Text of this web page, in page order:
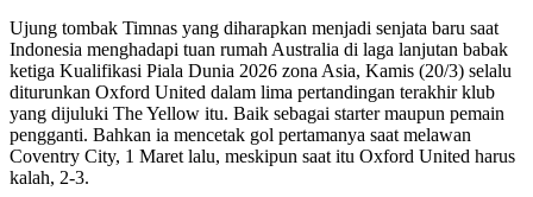
Ujung tombak Timnas yang diharapkan menjadi senjata baru saat
Indonesia menghadapi tuan rumah Australia di laga lanjutan babak
ketiga Kualifikasi Piala Dunia 2026 zona Asia, Kamis (20/3) selalu
diturunkan Oxford United dalam lima pertandingan terakhir klub
yang dijuluki The Yellow itu. Baik sebagai starter maupun pemain
pengganti. Bahkan ia mencetak gol pertamanya saat melawan
Coventry City, 1 Maret lalu, meskipun saat itu Oxford United harus
kalah, 2-3.